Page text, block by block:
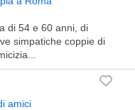
di 54 e 60 anni, di
simpatiche coppie di
amici